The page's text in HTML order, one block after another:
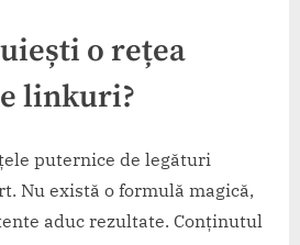
o rețea
linkuri?
puternice de legături
Nu există o formulă magică,
aduc rezultate. Conținutul